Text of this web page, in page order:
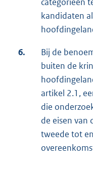
categorieën
kandidaten
6.
Bij de
buiten de
artikel 2.1,
die
de eisen van
tweede tot